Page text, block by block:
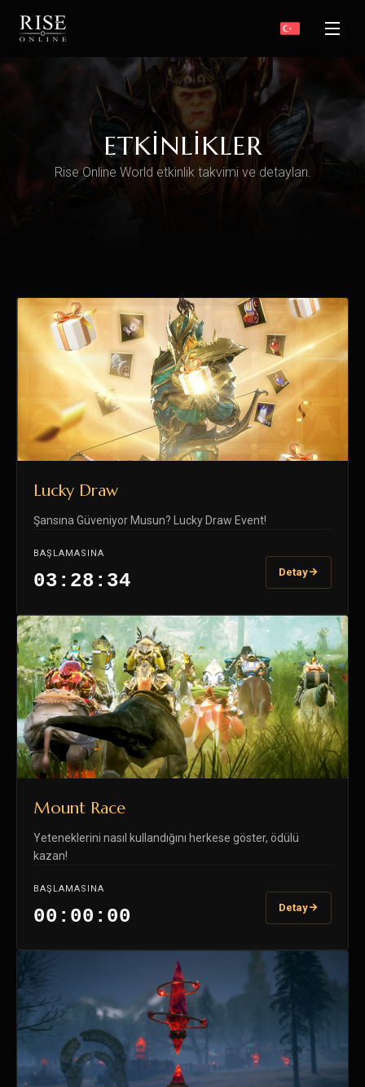
ETKINLIKLER
Rise Online World etkinlik takvimi ve detayları.
Lucky Draw
Şansına Güveniyor Musun? Lucky Draw Event!
BAŞLAMASINA
03:28:33 Detay
Mount Race
Yeteneklerini nasıl kullandığını herkese göster, ödülü
kazan!
BAŞLAMASINA
00:00:00 Detay